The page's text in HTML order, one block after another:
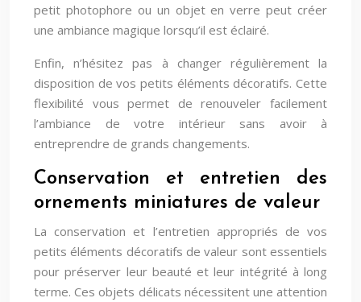
petit photophore ou un objet en verre peut créer
une ambiance magique lorsqu’il est éclairé.
Enfin, n’hésitez pas à changer régulièrement la
disposition de vos petits éléments décoratifs. Cette
flexibilité vous permet de renouveler facilement
l’ambiance de votre intérieur sans avoir à
entreprendre de grands changements.
Conservation et entretien des
ornements miniatures de valeur
La conservation et l’entretien appropriés de vos
petits éléments décoratifs de valeur sont essentiels
pour préserver leur beauté et leur intégrité à long
terme. Ces objets délicats nécessitent une attention